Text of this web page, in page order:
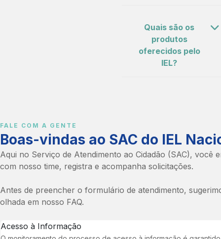
• Programa de
Educação Executiva
Global;
• Gestão e Estratégias
• Inova Talentos.
Para mais detalhes
sobre a atuação do IEL,
clique aqui
(IEL) contribui para o
desenvolvimento das
organizações por meio
da criação e
carreiras.
Quais são os
produtos
oferecidos pelo
IEL?
inovação, entre eles:
• Programa de
Educação Executiva
Global;
• Gestão e Estratégias
Estágio;
FALE COM A GENTE
Boas-vindas ao SAC do IEL
Aqui no Serviço de Atendimento ao Cidadão (SAC), você
com nosso time, registra e acompanha solicitações.
Antes de preencher o formulário de atendimento,
olhada em nosso FAQ.
Acesso à Informação